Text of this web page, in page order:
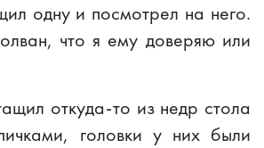
одну и посмотрел на него.
что я ему доверяю или
откуда-то из недр стола
головки у них были